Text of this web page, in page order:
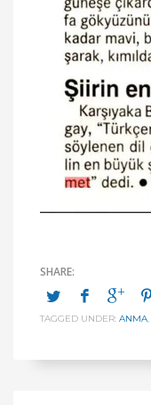
TAGGED UNDER: ANMA,